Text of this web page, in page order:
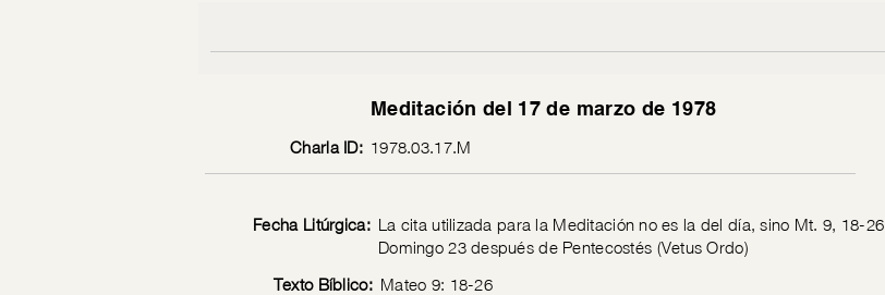
Meditación del 17 de marzo de 1978
Charla ID: 1978.03.17.M
Fecha Litúrgica: La cita utilizada para la Meditación no es la del día, sino Mt. 9, 18-26
Domingo 23 después de Pentecostés (Vetus Ordo)
Texto Bíblico: Mateo 9: 18-26